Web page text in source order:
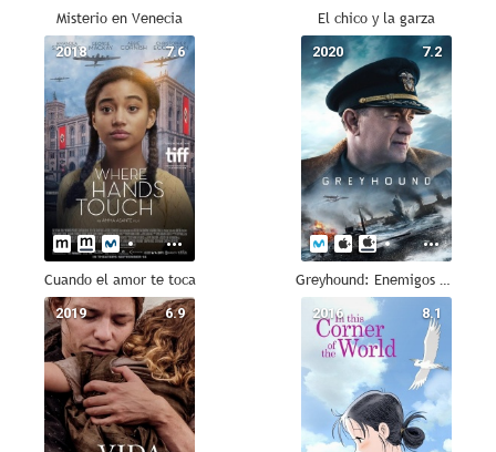
Misterio en Venecia El chico y la garza
7.6
2018
Cuando el amor te toca
7.2
2020
Greyhound: Enemigos bajo el mar
6.9
2019 8.1
2016